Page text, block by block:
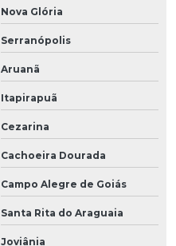
Nova Glória
Serranópolis
Aruanã
Itapirapuã
Cezarina
Cachoeira Dourada
Campo Alegre de Goiás
Santa Rita do Araguaia
Joviânia